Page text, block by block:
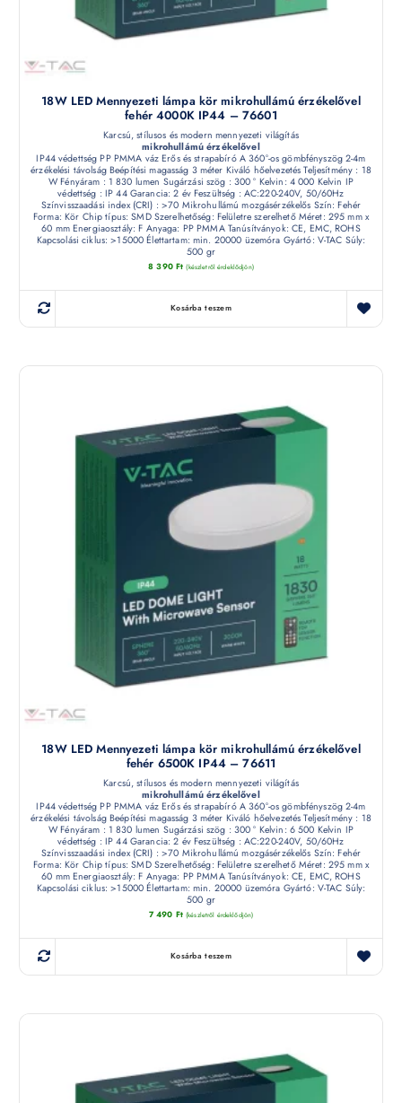
18W LED Mennyezeti lámpa kör mikrohullámú érzékelővel
fehér 4000K IP44 – 76601
Karcsú, stílusos és modern mennyezeti világítás
mikrohullámú érzékelővel
IP44 védettség PP PMMA váz Erős és strapabíró A 360°-os gömbfényszög 2-4m
érzékelési távolság Beépítési magasság 3 méter Kiváló hőelvezetés Teljesítmény : 18
W Fényáram : 1 830 lumen Sugárzási szög : 300 ° Kelvin: 4 000 Kelvin IP
védettség : IP 44 Garancia: 2 év Feszültség : AC:220-240V, 50/60Hz
Színvisszaadási index (CRI) : >70 Mikrohullámú mozgásérzékelős Szín: Fehér
Forma: Kör Chip típus: SMD Szerelhetőség: Felületre szerelhető Méret: 295 mm x
60 mm Energiaosztály: F Anyaga: PP PMMA Tanúsítványok: CE, EMC, ROHS
Kapcsolási ciklus: >15000 Élettartam: min. 20000 üzemóra Gyártó: V-TAC Súly:
500 gr
8 390 Ft (készletről érdeklődjön)
Kosárba teszem
18W LED Mennyezeti lámpa kör mikrohullámú érzékelővel
fehér 6500K IP44 – 76611
Karcsú, stílusos és modern mennyezeti világítás
mikrohullámú érzékelővel
IP44 védettség PP PMMA váz Erős és strapabíró A 360°-os gömbfényszög 2-4m
érzékelési távolság Beépítési magasság 3 méter Kiváló hőelvezetés Teljesítmény : 18
W Fényáram : 1 830 lumen Sugárzási szög : 300 ° Kelvin: 6 500 Kelvin IP
védettség : IP 44 Garancia: 2 év Feszültség : AC:220-240V, 50/60Hz
Színvisszaadási index (CRI) : >70 Mikrohullámú mozgásérzékelős Szín: Fehér
Forma: Kör Chip típus: SMD Szerelhetőség: Felületre szerelhető Méret: 295 mm x
60 mm Energiaosztály: F Anyaga: PP PMMA Tanúsítványok: CE, EMC, ROHS
Kapcsolási ciklus: >15000 Élettartam: min. 20000 üzemóra Gyártó: V-TAC Súly:
500 gr
7 490 Ft (készletről érdeklődjön)
Kosárba teszem